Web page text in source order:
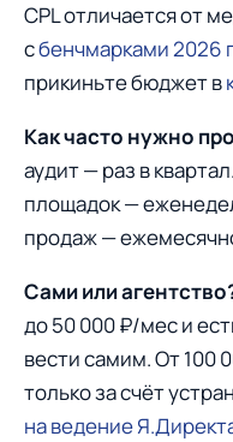
CPL отличается от
сбенчмарками 2026
прикиньте бюджет в
Как часто нужно
аудит — раз в
площадок —
продаж —
Сами или
до 50 000 ₽/мес и
вести самим. От 100
только за счёт
на ведение